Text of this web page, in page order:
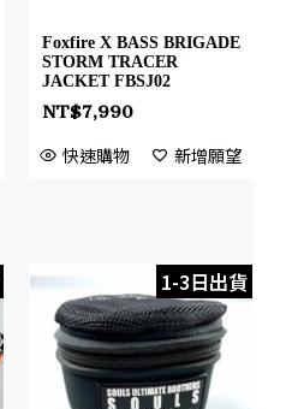
Foxfire X BASS BRIGADE
STORM TRACER
JACKET FBSJ02
NT$7,990
快速購物 新增願望
1-3日出貨